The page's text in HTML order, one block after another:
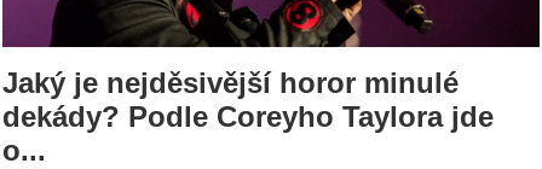
Jaký je nejděsivější horor minulé
dekády? Podle Coreyho Taylora jde
o...